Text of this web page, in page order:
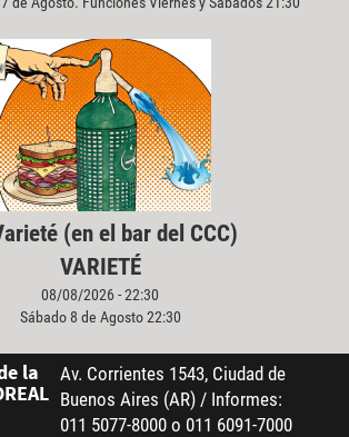
(en el bar del CCC)
VARIETÉ
08/08/2026 - 22:30
Sábado 8 de Agosto 22:30
la
Av. Corrientes 1543, Ciudad de
Buenos Aires (AR) / Informes:
011 5077-8000 o 011 6091-7000